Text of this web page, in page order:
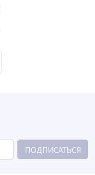
ПОДПИСАТЬСЯ